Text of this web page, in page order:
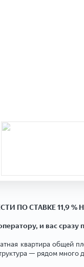
ПО СТАВКЕ 11,9 %
и вас
квартира общей
— рядом много